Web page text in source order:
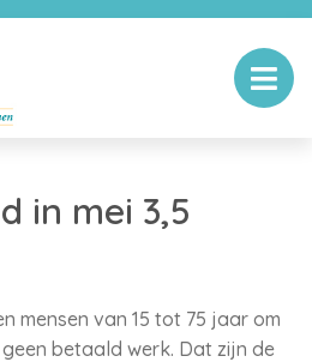
in mei 3,5
mensen van 15 tot 75 jaar om
betaald werk. Dat zijn de